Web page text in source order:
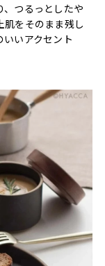
、つるっとしたや
肌をそのまま残し
いアクセント